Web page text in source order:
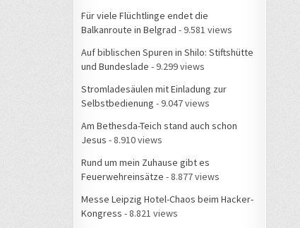
Für viele Flüchtlinge endet die
Balkanroute in Belgrad - 9.581 views
Auf biblischen Spuren in Shilo: Stiftshütte
und Bundeslade - 9.299 views
Stromladesäulen mit Einladung zur
Selbstbedienung - 9.047 views
Am Bethesda-Teich stand auch schon
Jesus - 8.910 views
Rund um mein Zuhause gibt es
Feuerwehreinsätze - 8.877 views
Messe Leipzig Hotel-Chaos beim Hacker-
Kongress - 8.821 views